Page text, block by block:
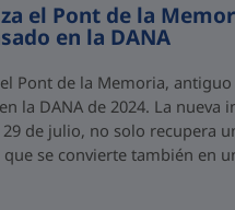
el Pont de la
en la DANA
Pont de la Memoria,
la DANA de 2024. La nueva
de julio, no solo recupera
se convierte también en